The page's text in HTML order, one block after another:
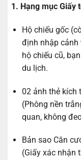
1. Hạng mục Giấy
Hộ chiếu gốc
định nhập cảnh
hộ chiếu cũ,
du lịch.
02 ảnh thẻ kích
(Phông nền
quan, không
Bản sao Căn
(Giấy xác nhận